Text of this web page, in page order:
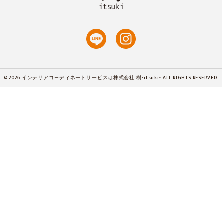
© 2026 インテリアコーディネートサービスは株式会社 樹-itsuki- ALL RIGHTS RESERVED.